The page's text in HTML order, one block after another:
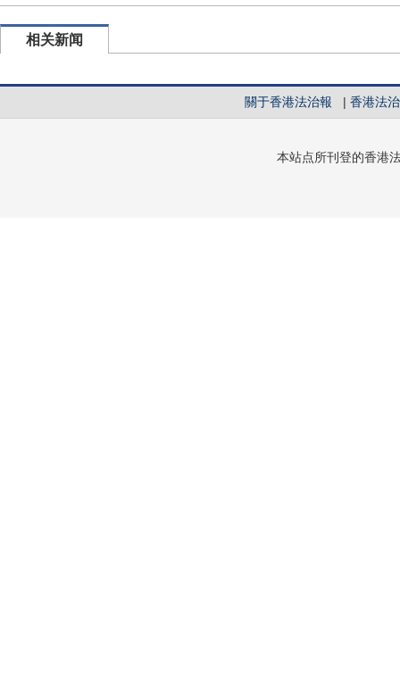
相关新闻
關于香港法治報 | 香港法
本站点所刊登的香港